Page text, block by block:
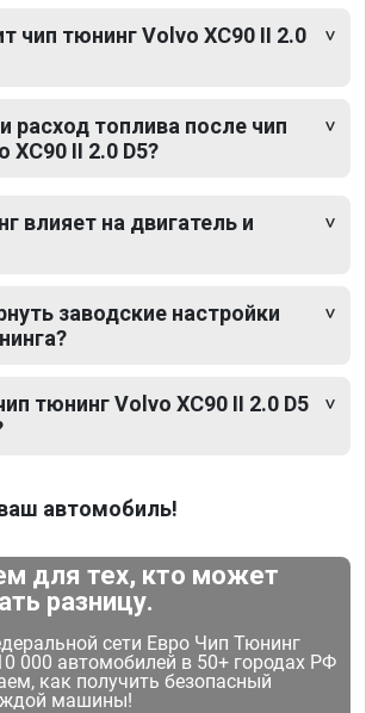
чип тюнинг Volvo XC90 II 2.0
расход топлива после чип
XC90 II 2.0 D5?
влияет на двигатель и
заводские настройки
тюнинг Volvo XC90 II 2.0 D5
автомобиль!
для тех, кто может
разницу.
сети Евро Чип Тюнинг
000 автомобилей в 50+ городах РФ
как получить безопасный
машины!